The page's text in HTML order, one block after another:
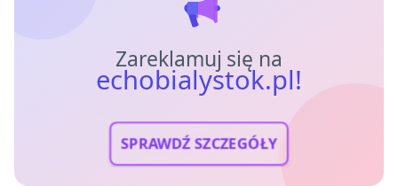
Zareklamuj się na
echobialystok.pl!
SPRAWDŹ SZCZEGÓŁY